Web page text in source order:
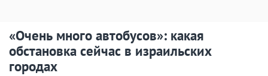
«Очень много автобусов»: какая
обстановка сейчас в израильских
городах